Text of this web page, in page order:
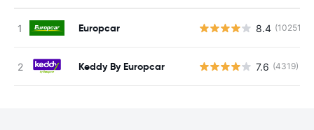
Europcar 8.4 (10251)
Keddy By Europcar 7.6 (4319)